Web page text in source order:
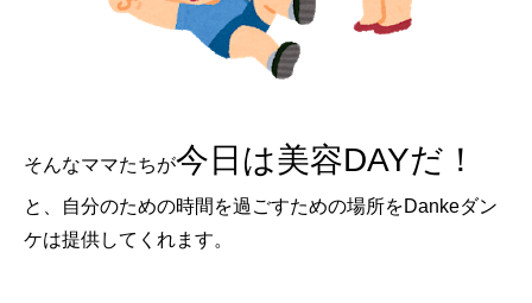
そんなママたちが今日は美容DAYだ！
と、自分のための時間を過ごすための場所をDankeダン
ケは提供してくれます。